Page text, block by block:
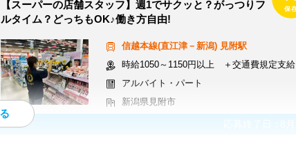
【スーパーの店舗スタッフ】週1でサクッと？がっつりフ
ルタイム？どっちもOK♪働き方自由!
信越本線(直江津－新潟) 見附駅
時給1050～1150円以上 ＋交通費規定支給
アルバイト・パート
新潟県見附市